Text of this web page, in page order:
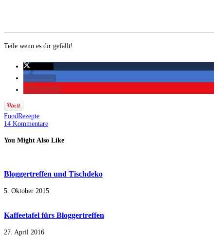
Teile wenn es dir gefällt!
FoodRezepte
14 Kommentare
You Might Also Like
Bloggertreffen und Tischdeko
5. Oktober 2015
Kaffeetafel fürs Bloggertreffen
27. April 2016